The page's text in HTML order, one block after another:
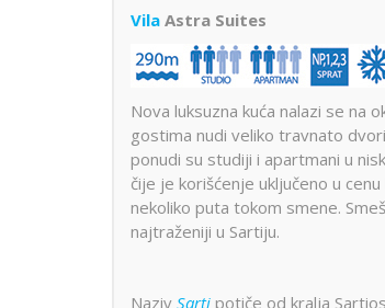
Vila Astra Suites
Nova luksuzna kuća nalazi se na
gostima nudi veliko travnato
ponudi su studiji i apartmani u
čije je korišćenje uključeno u
nekoliko puta tokom smene.
najtraženiji u Sartiju.
Naziv Sarti potiče od kralja